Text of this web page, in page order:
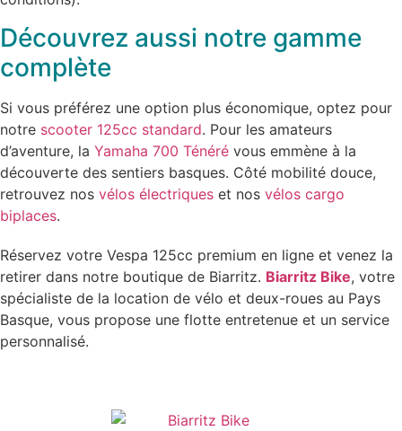
Découvrez aussi notre gamme
complète
Si vous préférez une option plus économique, optez pour
notre scooter 125cc standard. Pour les amateurs
d’aventure, la Yamaha 700 Ténéré vous emmène à la
découverte des sentiers basques. Côté mobilité douce,
retrouvez nos vélos électriques et nos vélos cargo
biplaces.
Réservez votre Vespa 125cc premium en ligne et venez la
retirer dans notre boutique de Biarritz. Biarritz Bike, votre
spécialiste de la location de vélo et deux-roues au Pays
Basque, vous propose une flotte entretenue et un service
personnalisé.